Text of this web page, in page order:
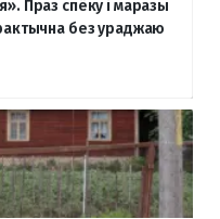
Праз спёку і маразы
без ураджаю